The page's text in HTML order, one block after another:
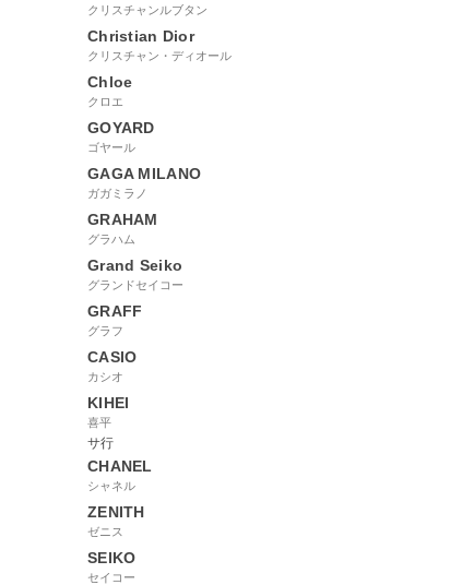
クリスチャンルブタン
Christian Dior
クリスチャン・ディオール
Chloe
クロエ
GOYARD
ゴヤール
GAGA MILANO
ガガミラノ
GRAHAM
グラハム
Grand Seiko
グランドセイコー
GRAFF
グラフ
CASIO
カシオ
KIHEI
喜平
サ行
CHANEL
シャネル
ZENITH
ゼニス
SEIKO
セイコー